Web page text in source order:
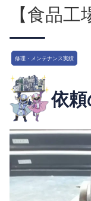
【食品
修理・メンテナンス実績
依